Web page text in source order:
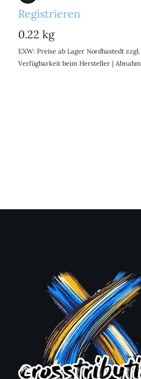
Registrieren
0.22 kg
EXW: Preise ab Lager Nordhastedt
Verfügbarkeit beim Hersteller |